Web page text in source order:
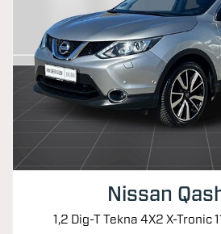
Nissan
1,2 Dig-T Tekna 4X2 X-Tronic